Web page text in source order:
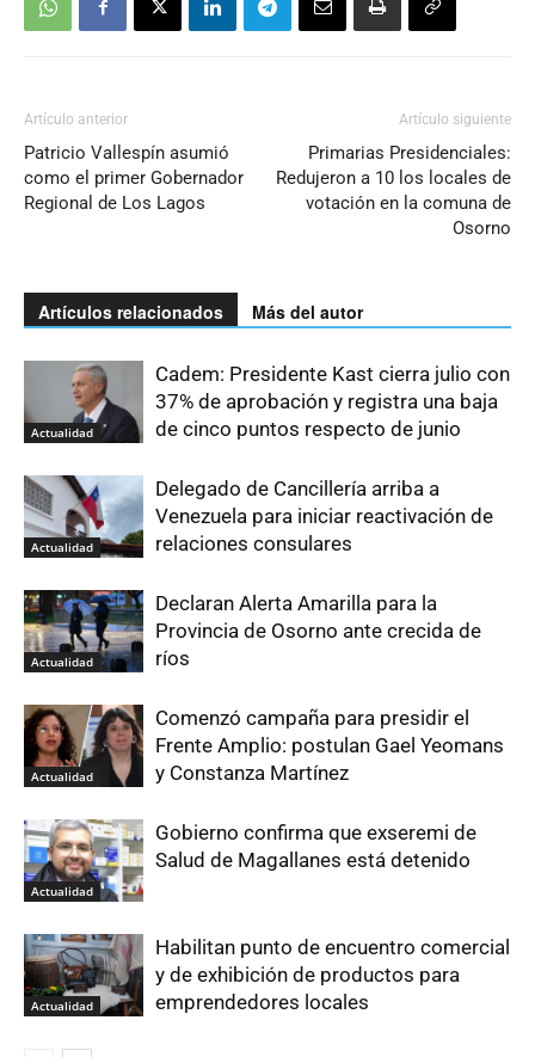
Artículo anterior
Patricio Vallespín asumió
como el primer Gobernador
Regional de Los Lagos
Artículo siguiente
Primarias Presidenciales:
Redujeron a 10 los locales de
votación en la comuna de
Osorno
Artículos relacionados Más del autor
Actualidad
Cadem: Presidente Kast cierra julio con
37% de aprobación y registra una baja
de cinco puntos respecto de junio
Actualidad
Delegado de Cancillería arriba a
Venezuela para iniciar reactivación de
relaciones consulares
Actualidad
Declaran Alerta Amarilla para la
Provincia de Osorno ante crecida de
ríos
Actualidad
Comenzó campaña para presidir el
Frente Amplio: postulan Gael Yeomans
y Constanza Martínez
Actualidad
Gobierno confirma que exseremi de
Salud de Magallanes está detenido
Actualidad
Habilitan punto de encuentro comercial
y de exhibición de productos para
emprendedores locales